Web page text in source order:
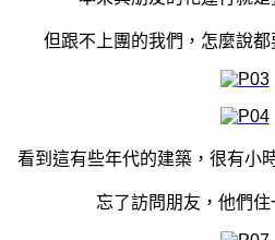
但跟不上團的我們，怎麼說
看到這有些年代的建築，很有小
忘了訪問朋友，他們